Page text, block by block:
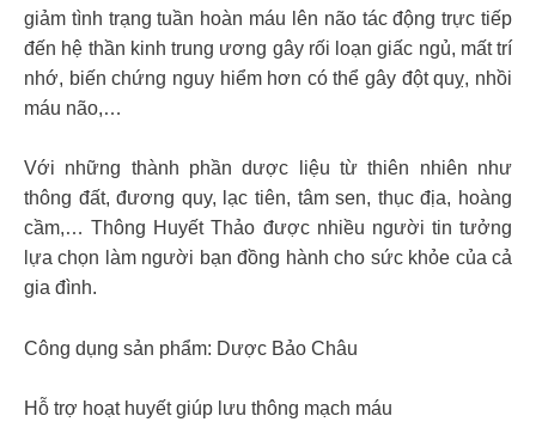
giảm tình trạng tuần hoàn máu lên não tác động trực tiếp
đến hệ thần kinh trung ương gây rối loạn giấc ngủ, mất trí
nhớ, biến chứng nguy hiểm hơn có thể gây đột quỵ, nhồi
máu não,…
Với những thành phần dược liệu từ thiên nhiên như
thông đất, đương quy, lạc tiên, tâm sen, thục địa, hoàng
cầm,… Thông Huyết Thảo được nhiều người tin tưởng
lựa chọn làm người bạn đồng hành cho sức khỏe của cả
gia đình.
Công dụng sản phẩm: Dược Bảo Châu
Hỗ trợ hoạt huyết giúp lưu thông mạch máu